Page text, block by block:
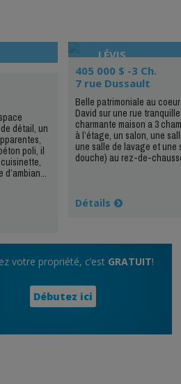
détail, un
poli, il
LÉVIS
405 000 $ -3 Ch.
7 rue Dussault
Belle patrimoniale au
David sur une rue
charmante maison a 3
à l’étage, un salon, une
une salle de lavage et une
douche) au rez-de-
Détails
votre propriété, c’est GRATUIT!
Débutez ici